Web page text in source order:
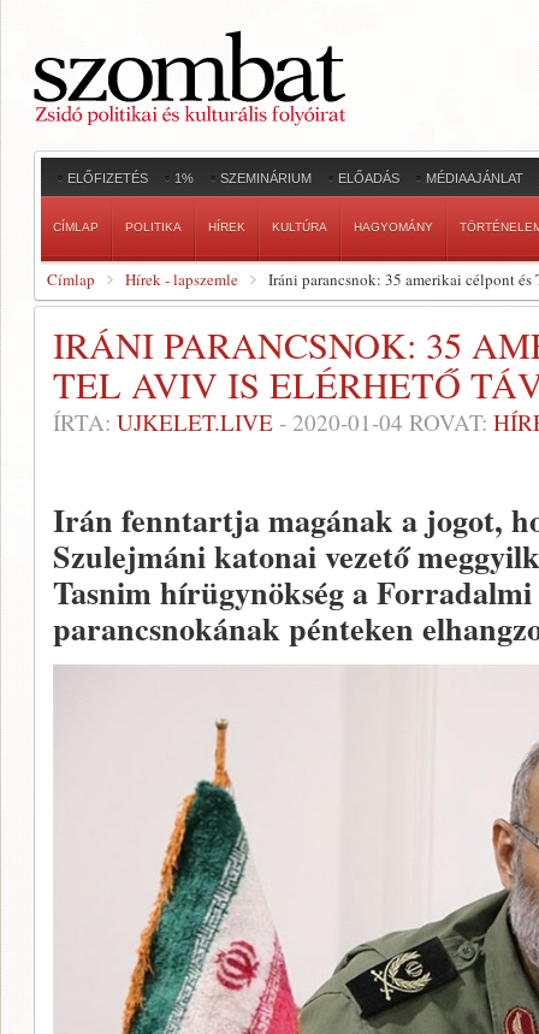
ELŐFIZETÉS 1% SZEMINÁRIUM ELŐADÁS MÉDIAAJÁNLAT
CÍMLAP POLITIKA HÍREK KULTÚRA HAGYOMÁNY
Címlap Hírek - lapszemle Iráni parancsnok: 35 amerikai célpont
IRÁNI PARANCSNOK: 35
TEL AVIV IS ELÉRHETŐ
ÍRTA: UJKELET.LIVE - 2020-01-04 ROVAT:
Irán fenntartja magának a jogot,
Szulejmáni katonai vezető
Tasnim hírügynökség a
parancsnokának pénteken